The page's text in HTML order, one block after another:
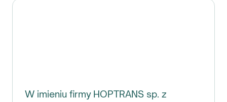
W imieniu firmy HOPTRANS sp. z